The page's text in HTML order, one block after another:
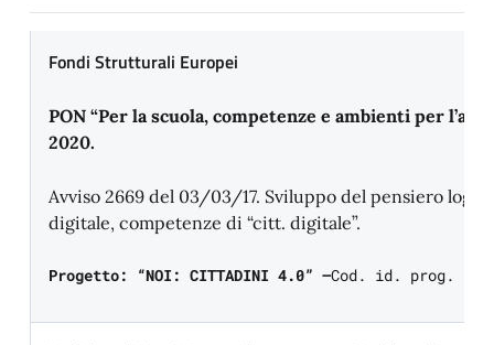
Fondi Strutturali Europei
PON “Per la scuola, competenze e ambienti per
2020.
Avviso 2669 del 03/03/17. Sviluppo del pensiero
digitale, competenze di “citt. digitale”.
Progetto: “NOI: CITTADINI 4.0” –Cod. id. prog.